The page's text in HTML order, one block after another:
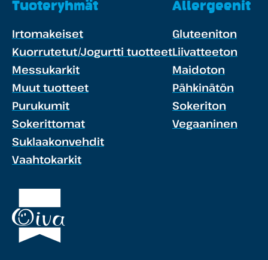
Tuoteryhmät
Irtomakeiset
Kuorrutetut/Jogurtti tuotteet
Messukarkit
Muut tuotteet
Purukumit
Sokerittomat
Suklaakonvehdit
Vaahtokarkit
Allergeenit
Gluteeniton
Liivatteeton
Maidoton
Pähkinätön
Sokeriton
Vegaaninen